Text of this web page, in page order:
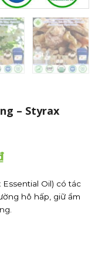
– Styrax
Essential Oil) có tác
hô hấp, giữ ẩm